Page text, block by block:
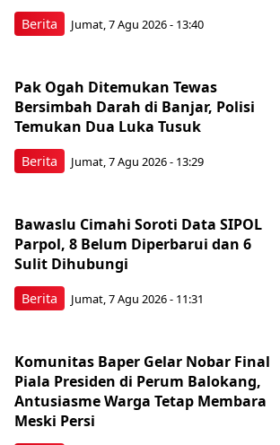
Berita Jumat, 7 Agu 2026 - 13:40
Berita
Pak Ogah Ditemukan Tewas
Bersimbah Darah di Banjar, Polisi
Temukan Dua Luka Tusuk
Jumat, 7 Agu 2026 - 13:29
Berita
Bawaslu Cimahi Soroti Data SIPOL
Parpol, 8 Belum Diperbarui dan 6
Sulit Dihubungi
Jumat, 7 Agu 2026 - 11:31
Komunitas Baper Gelar Nobar Final
Piala Presiden di Perum Balokang,
Antusiasme Warga Tetap Membara
Meski Persi